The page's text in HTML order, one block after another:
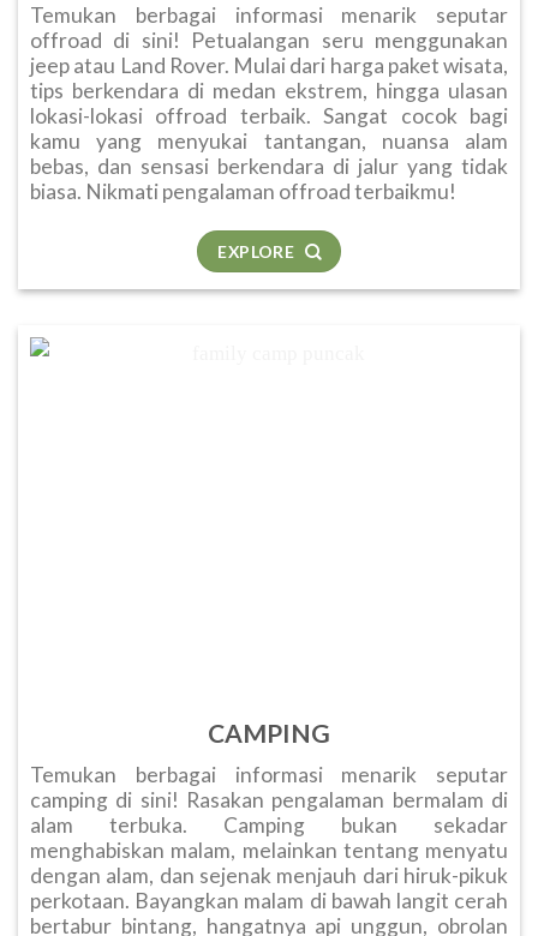
Temukan berbagai informasi menarik seputar
offroad di sini! Petualangan seru menggunakan
jeep atau Land Rover. Mulai dari harga paket wisata,
tips berkendara di medan ekstrem, hingga ulasan
lokasi-lokasi offroad terbaik. Sangat cocok bagi
kamu yang menyukai tantangan, nuansa alam
bebas, dan sensasi berkendara di jalur yang tidak
biasa. Nikmati pengalaman offroad terbaikmu!
EXPLORE
CAMPING
Temukan berbagai informasi menarik seputar
camping di sini! Rasakan pengalaman bermalam di
alam terbuka. Camping bukan sekadar
menghabiskan malam, melainkan tentang menyatu
dengan alam, dan sejenak menjauh dari hiruk-pikuk
perkotaan. Bayangkan malam di bawah langit cerah
bertabur bintang, hangatnya api unggun, obrolan